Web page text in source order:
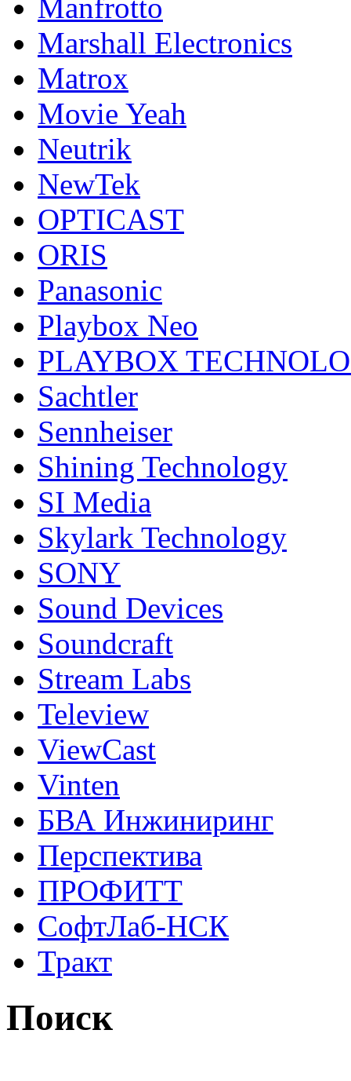
Manfrotto
Marshall Electronics
Matrox
Movie Yeah
Neutrik
NewTek
OPTICAST
ORIS
Panasonic
Playbox Neo
PLAYBOX
Sachtler
Sennheiser
Shining Technology
SI Media
Skylark Technology
SONY
Sound Devices
Soundcraft
Stream Labs
Teleview
ViewCast
Vinten
БВА Инжиниринг
Перспектива
ПРОФИТТ
СофтЛаб-НСК
Тракт
Поиск